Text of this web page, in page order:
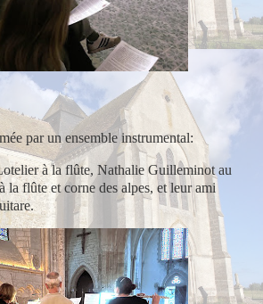
par un ensemble instrumental:
à la flûte, Nathalie Guilleminot au
la flûte et corne des alpes, et leur ami